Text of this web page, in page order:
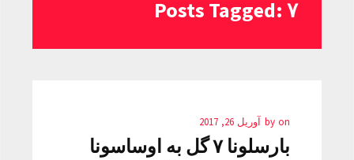
Posts Tagged: ۷
by on آوریل 26, 2017
بارسلونا ۷ گل به اوساسونا